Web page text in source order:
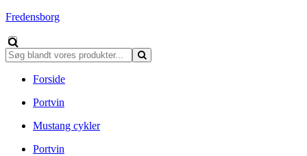
Fredensborg
Forside
Portvin
Mustang cykler
Portvin